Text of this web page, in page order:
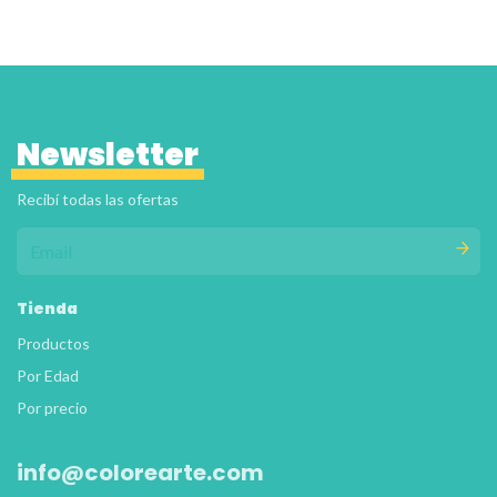
Newsletter
Recibí todas las ofertas
Tienda
Productos
Por Edad
Por precio
info@colorearte.com